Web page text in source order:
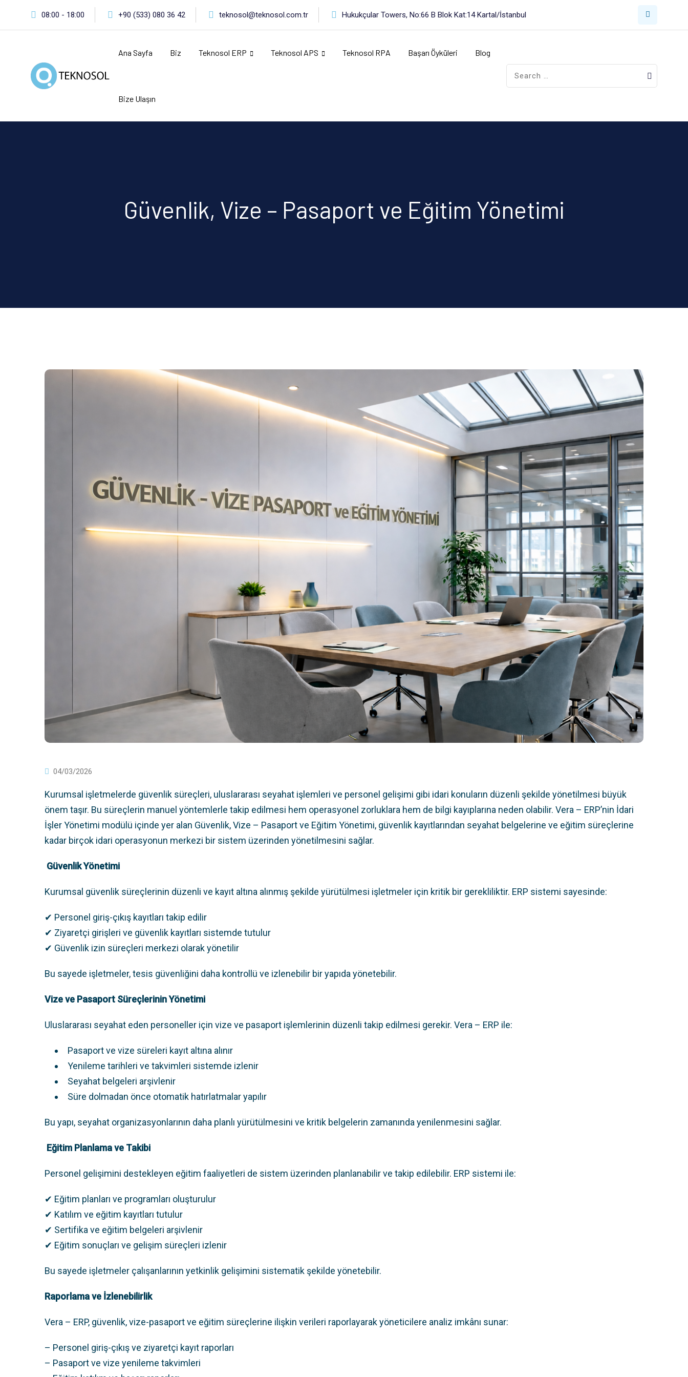
08:00 - 18:00 +90 (533) 080 36 42 teknosol@teknosol.com.tr Hukukçular Towers, No:66 B Blok Kat:14 Kartal/İstanbul
Ana Sayfa Biz Teknosol ERP Teknosol APS Teknosol RPA Başarı Öyküleri Blog
Bize Ulaşın
Güvenlik, Vize – Pasaport ve Eğitim Yönetimi
04/03/2026
Kurumsal işletmelerde güvenlik süreçleri, uluslararası seyahat işlemleri ve personel gelişimi gibi idari konuların düzenli şekilde yönetilmesi büyük
önem taşır. Bu süreçlerin manuel yöntemlerle takip edilmesi hem operasyonel zorluklara hem de bilgi kayıplarına neden olabilir. Vera – ERP’nin İdari
İşler Yönetimi modülü içinde yer alan Güvenlik, Vize – Pasaport ve Eğitim Yönetimi, güvenlik kayıtlarından seyahat belgelerine ve eğitim süreçlerine
kadar birçok idari operasyonun merkezi bir sistem üzerinden yönetilmesini sağlar.
Güvenlik Yönetimi
Kurumsal güvenlik süreçlerinin düzenli ve kayıt altına alınmış şekilde yürütülmesi işletmeler için kritik bir gerekliliktir. ERP sistemi sayesinde:
✔ Personel giriş-çıkış kayıtları takip edilir
✔ Ziyaretçi girişleri ve güvenlik kayıtları sistemde tutulur
✔ Güvenlik izin süreçleri merkezi olarak yönetilir
Bu sayede işletmeler, tesis güvenliğini daha kontrollü ve izlenebilir bir yapıda yönetebilir.
Vize ve Pasaport Süreçlerinin Yönetimi
Uluslararası seyahat eden personeller için vize ve pasaport işlemlerinin düzenli takip edilmesi gerekir. Vera – ERP ile:
Pasaport ve vize süreleri kayıt altına alınır
Yenileme tarihleri ve takvimleri sistemde izlenir
Seyahat belgeleri arşivlenir
Süre dolmadan önce otomatik hatırlatmalar yapılır
Bu yapı, seyahat organizasyonlarının daha planlı yürütülmesini ve kritik belgelerin zamanında yenilenmesini sağlar.
Eğitim Planlama ve Takibi
Personel gelişimini destekleyen eğitim faaliyetleri de sistem üzerinden planlanabilir ve takip edilebilir. ERP sistemi ile:
✔ Eğitim planları ve programları oluşturulur
✔ Katılım ve eğitim kayıtları tutulur
✔ Sertifika ve eğitim belgeleri arşivlenir
✔ Eğitim sonuçları ve gelişim süreçleri izlenir
Bu sayede işletmeler çalışanlarının yetkinlik gelişimini sistematik şekilde yönetebilir.
Raporlama ve İzlenebilirlik
Vera – ERP, güvenlik, vize-pasaport ve eğitim süreçlerine ilişkin verileri raporlayarak yöneticilere analiz imkânı sunar:
– Personel giriş-çıkış ve ziyaretçi kayıt raporları
– Pasaport ve vize yenileme takvimleri